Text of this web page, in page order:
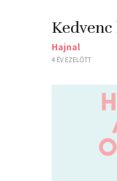
Hajnal
4 ÉV EZELŐTT